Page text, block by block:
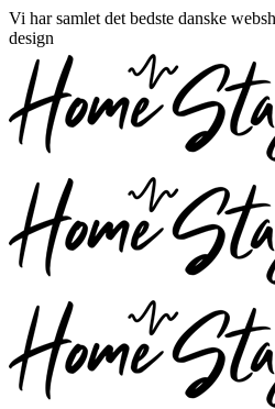
Vi har samlet det bedste danske
design